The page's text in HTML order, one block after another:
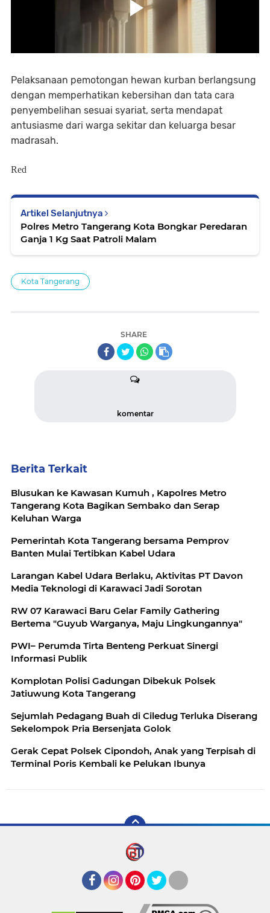
Pelaksanaan pemotongan hewan kurban berlangsung
dengan memperhatikan kebersihan dan tata cara
penyembelihan sesuai syariat, serta mendapat
antusiasme dari warga sekitar dan keluarga besar
madrasah.
Red
Artikel Selanjutnya
Polres Metro Tangerang Kota Bongkar Peredaran
Ganja 1 Kg Saat Patroli Malam
Kota Tangerang
SHARE
komentar
Berita Terkait
Blusukan ke Kawasan Kumuh , Kapolres Metro
Tangerang Kota Bagikan Sembako dan Serap
Keluhan Warga
Pemerintah Kota Tangerang bersama Pemprov
Banten Mulai Tertibkan Kabel Udara
Larangan Kabel Udara Berlaku, Aktivitas PT Davon
Media Teknologi di Karawaci Jadi Sorotan
RW 07 Karawaci Baru Gelar Family Gathering
Bertema "Guyub Warganya, Maju Lingkungannya"
PWI– Perumda Tirta Benteng Perkuat Sinergi
Informasi Publik
Komplotan Polisi Gadungan Dibekuk Polsek
Jatiuwung Kota Tangerang
Sejumlah Pedagang Buah di Ciledug Terluka Diserang
Sekelompok Pria Bersenjata Golok
Gerak Cepat Polsek Cipondoh, Anak yang Terpisah di
Terminal Poris Kembali ke Pelukan Ibunya